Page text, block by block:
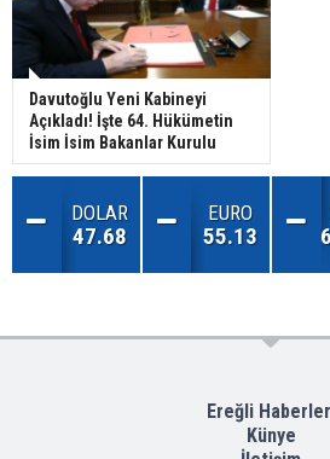
Davutoğlu Yeni Kabineyi
Açıkladı! İşte 64. Hükümetin
İsim İsim Bakanlar Kurulu
DOLAR
47.68
EURO
55.13
Ereğli
Künye